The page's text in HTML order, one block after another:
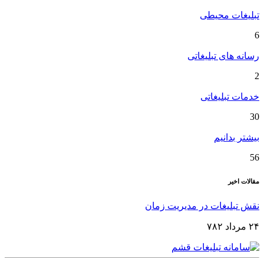
تبلیغات محیطی
6
رسانه های تبلیغاتی
2
خدمات تبلیغاتی
30
بیشتر بدانیم
56
مقالات اخیر
نقش تبلیغات در مدیریت زمان
۲۴ مرداد ۷۸۲